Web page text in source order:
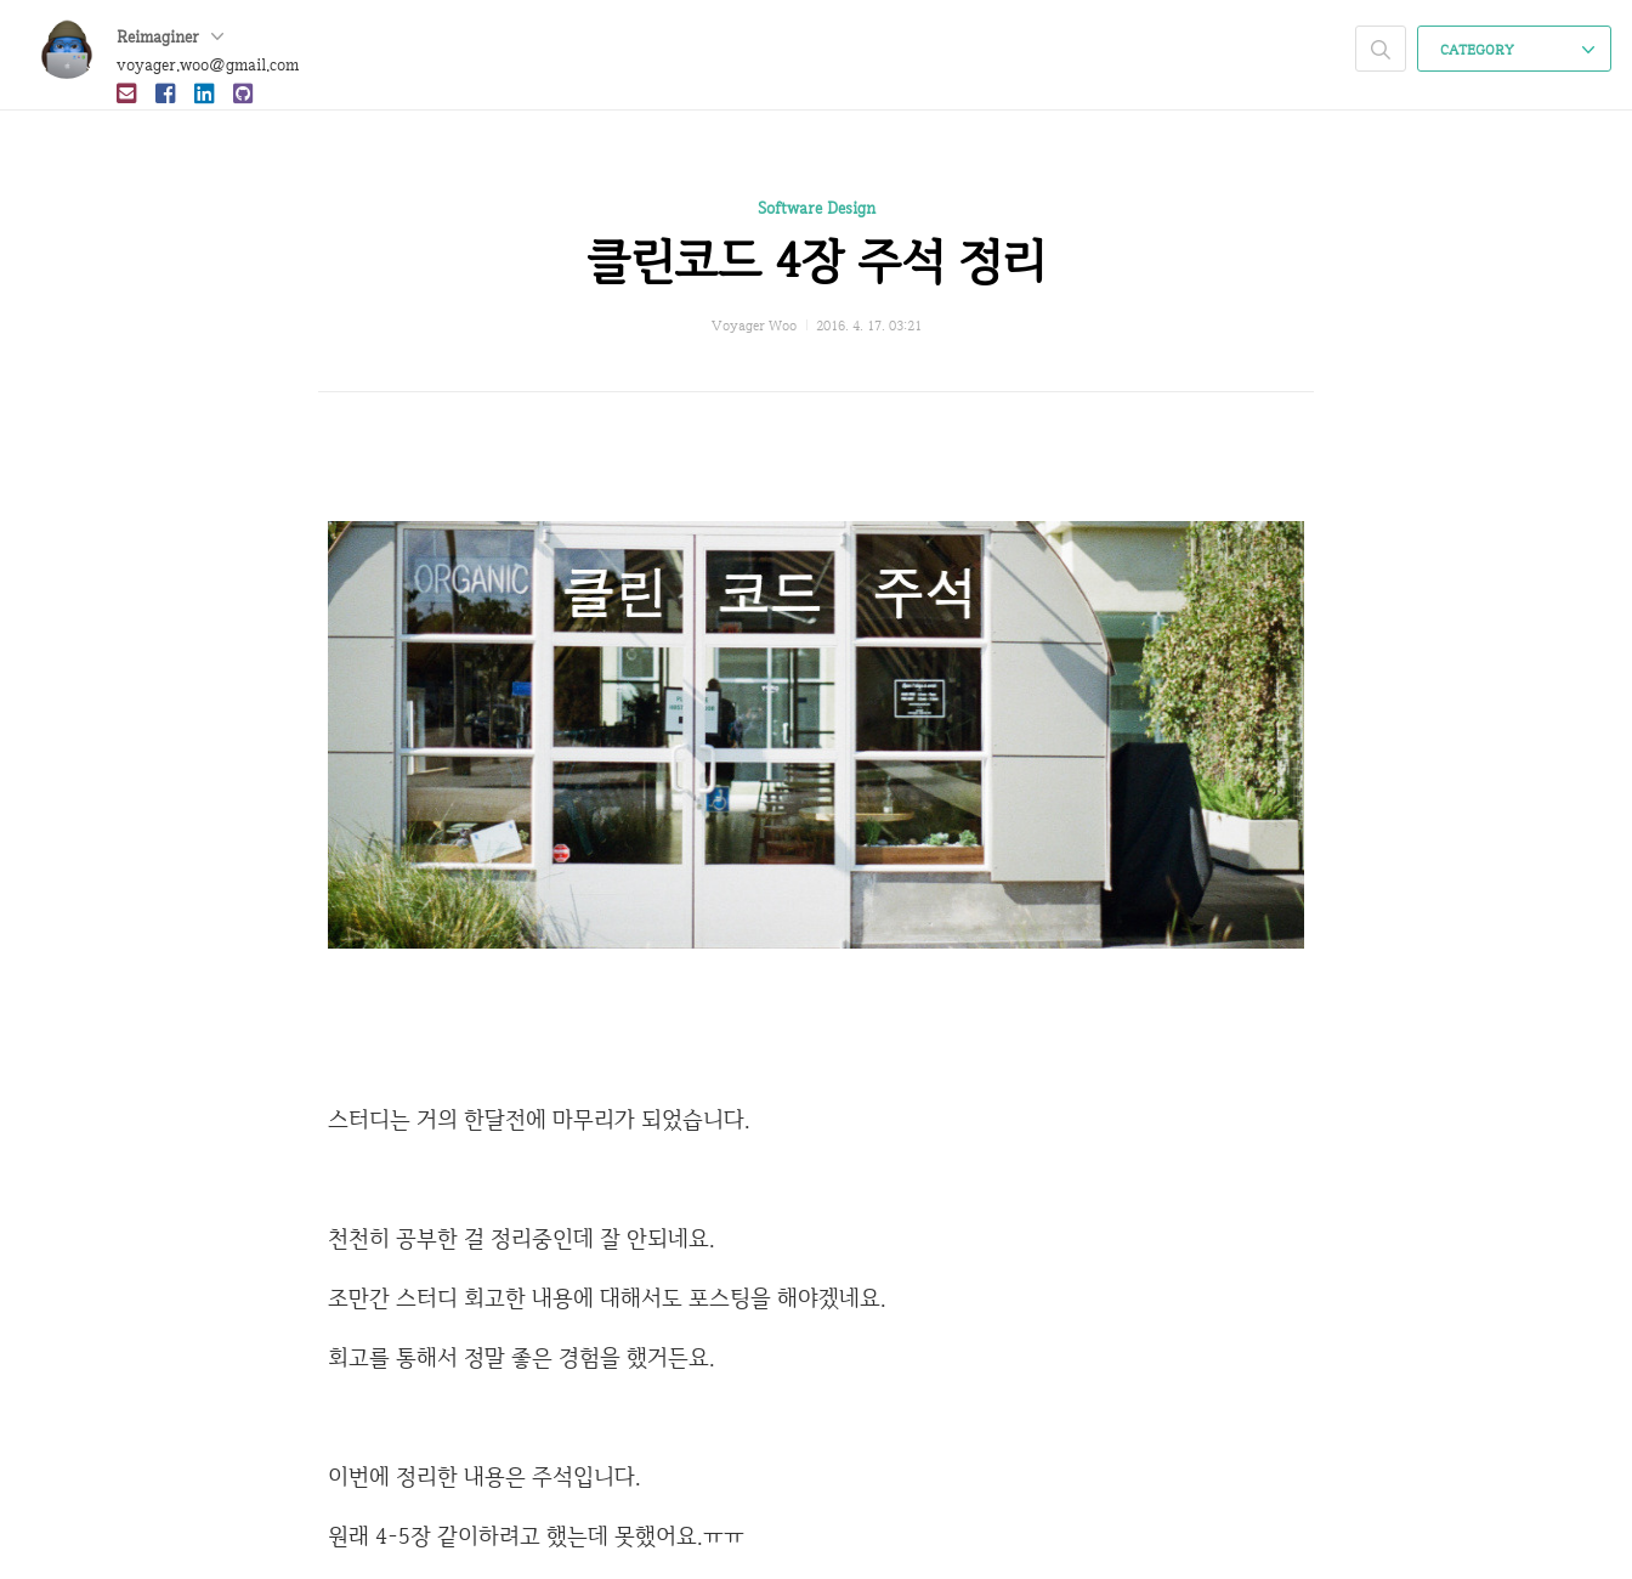
Reimaginer
voyager.woo@gmail.com
CATEGORY
Software Design
클린코드 4장 주석 정리
Voyager Woo 2016. 4. 17. 03:21
스터디는 거의 한달전에 마무리가 되었습니다.
천천히 공부한 걸 정리중인데 잘 안되네요.
조만간 스터디 회고한 내용에 대해서도 포스팅을 해야겠네요.
회고를 통해서 정말 좋은 경험을 했거든요.
이번에 정리한 내용은 주석입니다.
원래 4-5장 같이하려고 했는데 못했어요.ㅠㅠ